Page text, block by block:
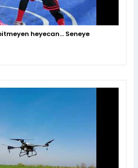
heyecan… Seneye